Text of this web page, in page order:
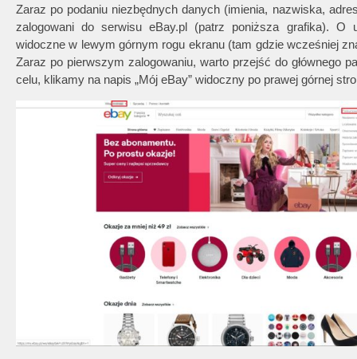
Zaraz po podaniu niezbędnych danych (imienia, nazwiska,
zalogowani do serwisu eBay.pl (patrz poniższa grafika). O
widoczne w lewym górnym rogu ekranu (tam gdzie wcześniej
Zaraz po pierwszym zalogowaniu, warto przejść do głównego
celu, klikamy na napis „Mój eBay” widoczny po prawej górnej